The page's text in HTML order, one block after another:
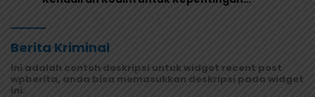
Berita Kriminal
Ini adalah contoh deskripsi untuk widget recent post
wpberita, anda bisa memasukkan deskripsi pada widget
ini.